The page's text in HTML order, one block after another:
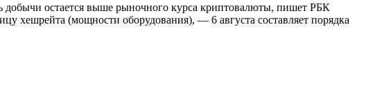
добычи остается выше рыночного курса криптовалюты, пишет РБК
(мощности оборудования), — 6 августа составляет порядка